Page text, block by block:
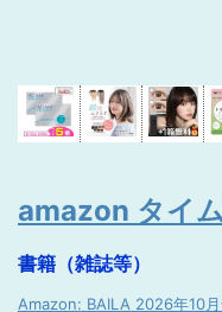
amazon タイ
書籍（雑誌等）
Amazon: BAILA 2026年10